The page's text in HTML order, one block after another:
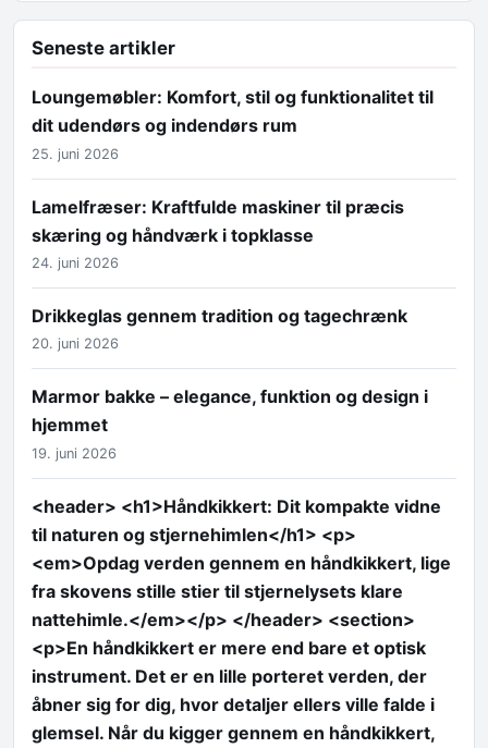
Seneste artikler
Loungemøbler: Komfort, stil og funktionalitet til
dit udendørs og indendørs rum
25. juni 2026
Lamelfræser: Kraftfulde maskiner til præcis
skæring og håndværk i topklasse
24. juni 2026
Drikkeglas gennem tradition og tagechrænk
20. juni 2026
Marmor bakke – elegance, funktion og design i
hjemmet
19. juni 2026
<header> <h1>Håndkikkert: Dit kompakte vidne
til naturen og stjernehimlen</h1> <p>
<em>Opdag verden gennem en håndkikkert, lige
fra skovens stille stier til stjernelysets klare
nattehimle.</em></p> </header> <section>
<p>En håndkikkert er mere end bare et optisk
instrument. Det er en lille porteret verden, der
åbner sig for dig, hvor detaljer ellers ville falde i
glemsel. Når du kigger gennem en håndkikkert,